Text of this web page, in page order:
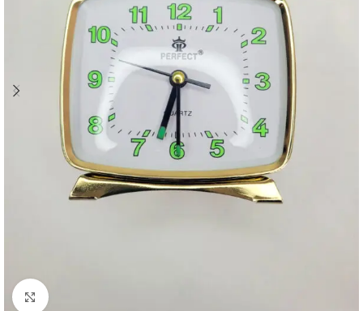
Click to enlarge